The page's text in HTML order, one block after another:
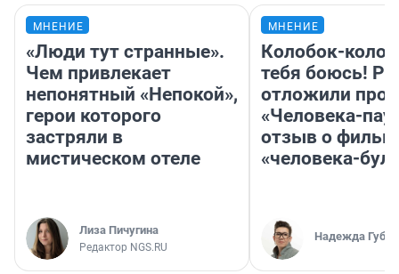
МНЕНИЕ
«Люди тут странные».
Чем привлекает
непонятный «Непокой»,
герои которого
застряли в
мистическом отеле
Лиза Пичугина
Редактор NGS.RU
МНЕНИЕ
Колобок-
тебя боюсь!
отложили
«Человека-
отзыв о
«человека-
Надежда